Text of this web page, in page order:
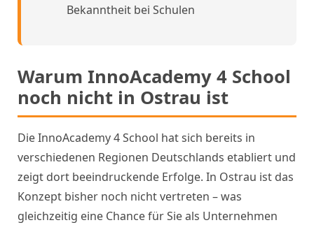
Bekanntheit bei Schulen
Warum InnoAcademy 4 School
noch nicht in Ostrau ist
Die InnoAcademy 4 School hat sich bereits in
verschiedenen Regionen Deutschlands etabliert und
zeigt dort beeindruckende Erfolge. In Ostrau ist das
Konzept bisher noch nicht vertreten – was
gleichzeitig eine Chance für Sie als Unternehmen